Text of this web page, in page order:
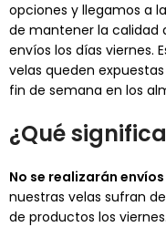
opciones y llegamos a
de mantener la calidad
envíos los días viernes.
velas queden
fin de semana en los
¿Qué
No se realizarán
nuestras velas sufran
de productos los viernes.